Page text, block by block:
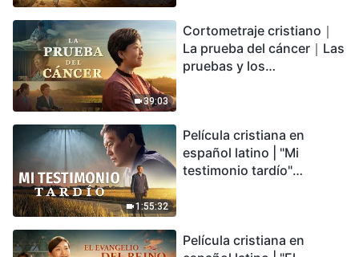
encontrarás refugio?
39:03
Cortometraje cristiano｜
La prueba del cáncer｜Las
pruebas y los
1:55:32
Película cristiana en
español latino | "Mi
testimonio tardío"
conmovedor
Película cristiana en